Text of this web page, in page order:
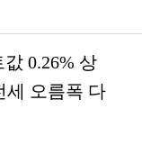
0.26% 상
오름폭 다